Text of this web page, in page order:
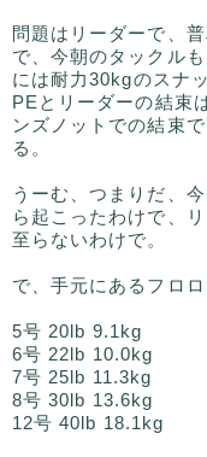
問題はリーダーで、
で、今朝のタックル
には耐力30kgのスナッ
PEとリーダーの結束
ンズノットでの結束
る。
うーむ、つまりだ、
ら起こったわけで、
至らないわけで。
で、手元にあるフロロ
5号 20lb 9.1kg
6号 22lb 10.0kg
7号 25lb 11.3kg
8号 30lb 13.6kg
12号 40lb 18.1kg